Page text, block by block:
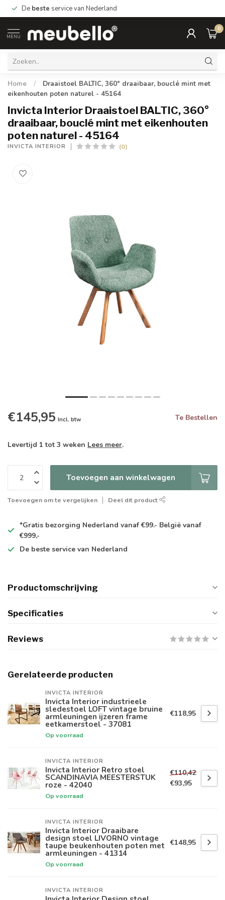
De beste service van Nederland
MENU
0
Home /
Draaistoel BALTIC, 360° draaibaar, bouclé mint met
eikenhouten poten naturel - 45164
Invicta Interior Draaistoel BALTIC, 360°
draaibaar, bouclé mint met eikenhouten
poten naturel - 45164
INVICTA INTERIOR (0)
€145,95 Incl. btw Te Bestellen
Levertijd 1 tot 3 weken Lees meer.
Toevoegen aan winkelwagen
Toevoegen om te vergelijken Deel dit product
*Gratis bezorging Nederland vanaf €99.- België vanaf
€999,-
De beste service van Nederland
Productomschrijving
Specificaties
Reviews
Gerelateerde producten
INVICTA INTERIOR
Invicta Interior industrieele
sledestoel LOFT vintage bruine
armleuningen ijzeren frame
eetkamerstoel - 37081
Op voorraad
€118,95
INVICTA INTERIOR
Invicta Interior Retro stoel
SCANDINAVIA MEESTERSTUK
roze - 42040
Op voorraad
€110,42
€93,95
INVICTA INTERIOR
Invicta Interior Draaibare
design stoel LIVORNO vintage
taupe beukenhouten poten met
armleuningen - 41314
Op voorraad
€148,95
INVICTA INTERIOR